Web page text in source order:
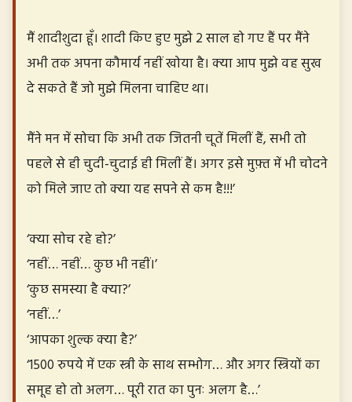
मैं शादीशुदा हूँ। शादी किए हुए मुझे 2 साल हो गए हैं पर मैंने
अभी तक अपना कौमार्य नहीं खोया है। क्या आप मुझे वह सुख
दे सकते हैं जो मुझे मिलना चाहिए था।
मैंने मन में सोचा कि अभी तक जितनी चूतें मिलीं हैं, सभी तो
पहले से ही चुदी-चुदाई ही मिलीं हैं। अगर इसे मुफ़्त में भी चोदने
को मिले जाए तो क्या यह सपने से कम है!!!’
‘क्या सोच रहे हो?’
‘नहीं… नहीं… कुछ भी नहीं।’
‘कुछ समस्या है क्या?’
‘नहीं…’
‘आपका शुल्क क्या है?’
‘1500 रुपये में एक स्त्री के साथ सम्भोग… और अगर स्त्रियों का
समूह हो तो अलग… पूरी रात का पुनः अलग है…’